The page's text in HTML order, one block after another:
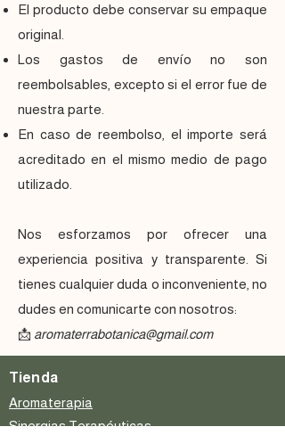
El producto debe conservar su empaque
original.
Los gastos de envío no son
reembolsables, excepto si el error fue de
nuestra parte.
En caso de reembolso, el importe será
acreditado en el mismo medio de pago
utilizado.
Nos esforzamos por ofrecer una
experiencia positiva y transparente. Si
tienes cualquier duda o inconveniente, no
dudes en comunicarte con nosotros:
📩 aromaterrabotanica@gmail.com
Tienda
Aromaterapia
Sinergias Terapéuticas